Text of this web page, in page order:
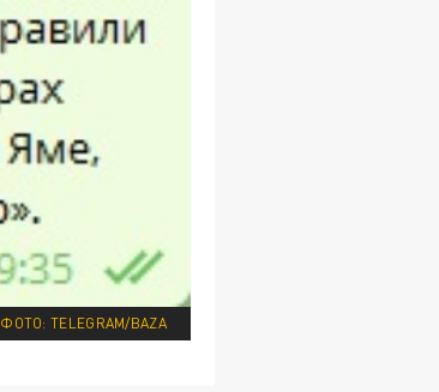
ФОТО: TELEGRAM/BAZA